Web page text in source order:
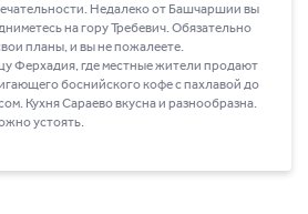
Недалеко от Башчаршии вы
на гору Требевич. Обязательно
планы, и вы не пожалеете.
Ферхадия, где местные жители продают
боснийского кофе с пахлавой до
Кухня Сараево вкусна и разнообразна.
устоять.